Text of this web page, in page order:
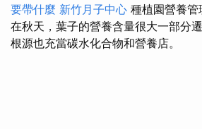
要帶什麼 新竹月子中心 種植園營養管
在秋天，葉子的營養含量很大一部分
根源也充當碳水化合物和營養店。